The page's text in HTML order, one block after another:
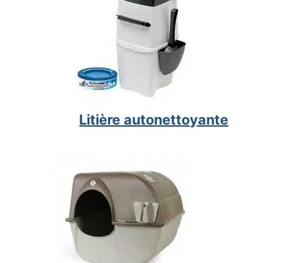
Litière autonettoyante